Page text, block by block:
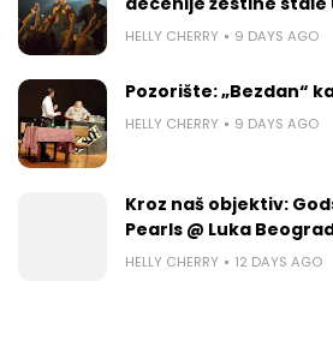
HELLY CHERRY 9 DAYS AGO
Pozorište: „Bezdan“
HELLY CHERRY 9 DAYS AGO
Kroz naš objektiv:
Pearls @ Luka
HELLY CHERRY 12 DAYS AGO